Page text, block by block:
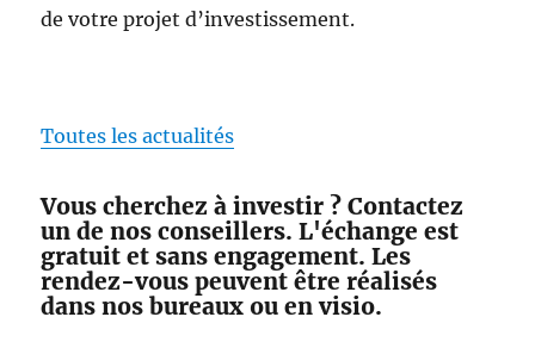
de votre projet d’investissement.
Toutes les actualités
Vous cherchez à investir ? Contactez
un de nos conseillers. L'échange est
gratuit et sans engagement. Les
rendez-vous peuvent être réalisés
dans nos bureaux ou en visio.